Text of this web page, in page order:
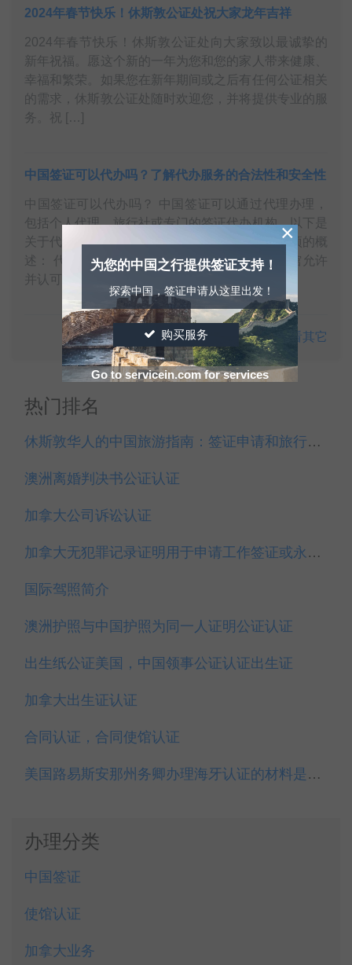
2024年春节快乐！休斯敦公证处祝大家龙年吉祥
2024年春节快乐！休斯敦公证处向大家致以最诚挚的
新年祝福。愿这个新的一年为您和您的家人带来健康、
幸福和繁荣。如果您在新年期间或之后有任何公证相关
的需求，休斯敦公证处随时欢迎您，并将提供专业的服
务。祝 […]
中国签证可以代办吗？了解代办服务的合法性和安全性
中国签证可以代办吗？ 中国签证可以通过代理办理，
包括个人代理、旅行社或专门的签证代办机构。以下是
关于代办服务的合法性、安全性以及相关注意事项的概
述： 代办服务的合法性： 许多国家的中国使领馆允许
并认可 […]
查看其它
热门排名
休斯敦华人的中国旅游指南：签证申请和旅行技巧
澳洲离婚判决书公证认证
加拿大公司诉讼认证
加拿大无犯罪记录证明用于申请工作签证或永久居留权
国际驾照简介
澳洲护照与中国护照为同一人证明公证认证
出生纸公证美国，中国领事公证认证出生证
加拿大出生证认证
合同认证，合同使馆认证
美国路易斯安那州务卿办理海牙认证的材料是什么？
办理分类
中国签证
使馆认证
加拿大业务
为您的中国之行提供签证支持！
探索中国，签证申请从这里出发！
×
购买服务
Go to servicein.com for services